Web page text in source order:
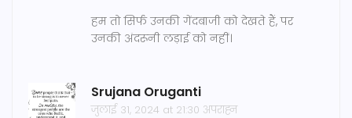
हम तो सिर्फ उनकी गेंदबाजी को देखते हैं, पर
उनकी अंदरूनी लड़ाई को नहीं।
Srujana Oruganti
जुलाई 31, 2024 at 21:30 अपराह्न